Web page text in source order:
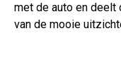
met de auto en deelt
van de mooie